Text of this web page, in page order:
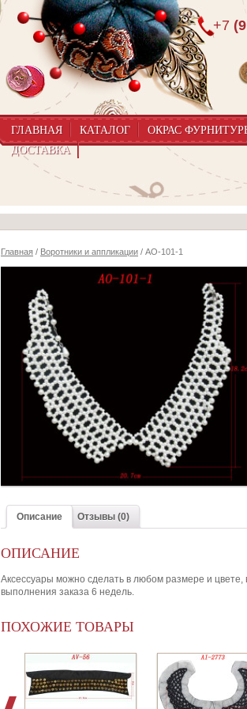
+7
ГЛАВНАЯ КАТАЛОГ ОКРАС
ДОСТАВКА
Главная / Воротники и аппликации / AO-101-1
Описание Отзывы (0)
ОПИСАНИЕ
Аксессуары можно сделать в любом размере и
выполнения заказа 6 недель.
ПОХОЖИЕ ТОВАРЫ